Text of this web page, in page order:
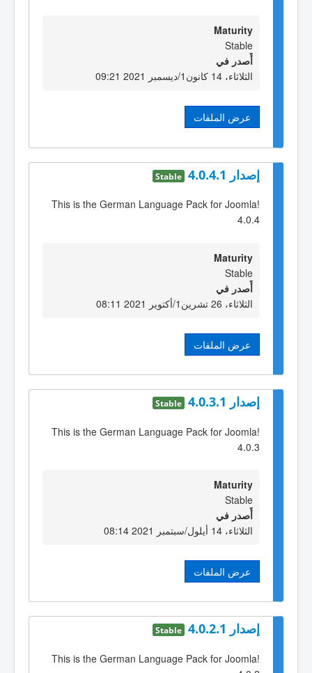
Maturity
Stable
أٌصدر في
الثلاثاء، 14 كانون1/ديسمبر 2021 09:21
عرض الملفات
إصدار 4.0.4.1 Stable
This is the German Language Pack for Joomla!
4.0.4
Maturity
Stable
أٌصدر في
الثلاثاء، 26 تشرين1/أكتوير 2021 08:11
عرض الملفات
إصدار 4.0.3.1 Stable
This is the German Language Pack for Joomla!
4.0.3
Maturity
Stable
أٌصدر في
الثلاثاء، 14 أيلول/سبتمبر 2021 08:14
عرض الملفات
إصدار 4.0.2.1 Stable
This is the German Language Pack for Joomla!